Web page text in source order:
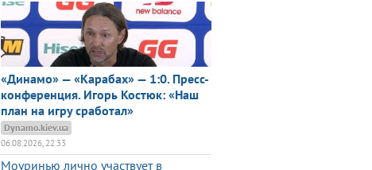
«Динамо» — «Карабах» — 1:0. Пресс-
конференция. Игорь Костюк: «Наш
план на игру сработал»
Dynamo.kiev.ua
06.08.2026, 22:33
Моуринью лично участвует в